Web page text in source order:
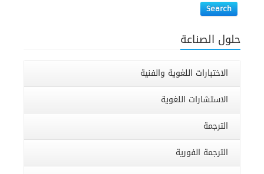
Search
حلول الصناعة
الاختبارات اللغوية والفنية
الاستشارات اللغوية
الترجمة
الترجمة الفورية